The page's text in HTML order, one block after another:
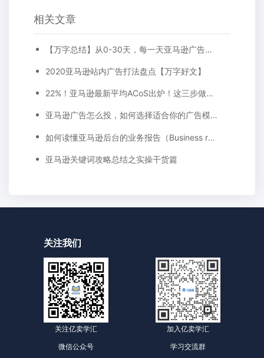
相关文章
【万字总结】从0-30天，每一天亚马逊广告打造技巧真实案例细节分享
2020亚马逊站内广告打法盘点【万字好文】
22%！亚马逊最新平均ACoS出炉！这三步做好，ACoS优化差不了！
亚马逊广告怎么投，如何选择适合你的广告模式？
如何读懂亚马逊后台的业务报告（Business report)
亚马逊关键词攻略总结之实操干货篇
关注我们
关注亿卖学汇
微信公众号
加入亿卖学汇
学习交流群